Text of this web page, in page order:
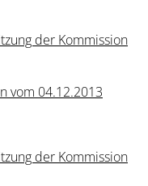
der Kommission
vom 04.12.2013
der Kommission